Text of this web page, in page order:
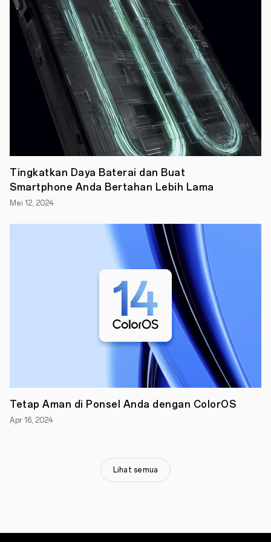
OPPO
selalu
mencari
cara
untuk
memudahkan
kehidupan
Anda,
dan
tentu
saja,
fitur-
fitur
dasar
pengeditan
telah
menjadi
fitur
utama
waktu.
Dan
kini,
ColorOS
14
membawa
beberapa
fitur
tersebut
ke
tingkat
yang
lebih
tinggi.
Tingkatkan Daya Baterai dan Buat
Smartphone Anda Bertahan Lebih Lama
Mei 12, 2024
Tetap Aman di Ponsel Anda dengan ColorOS
Apr 16, 2024
Lihat semua